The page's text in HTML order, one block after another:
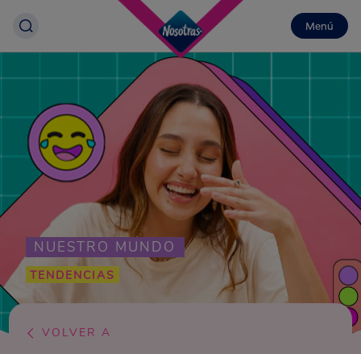
Menú
NUESTRO MUNDO
TENDENCIAS
VOLVER A